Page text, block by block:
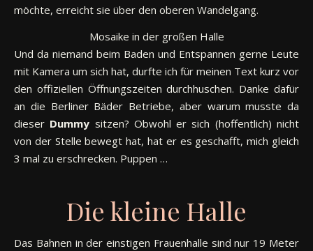
möchte, erreicht sie über den oberen Wandelgang.
Mosaike in der großen Halle
Und da niemand beim Baden und Entspannen gerne Leute
mit Kamera um sich hat, durfte ich für meinen Text kurz vor
den offiziellen Öffnungszeiten durchhuschen. Danke dafür
an die Berliner Bäder Betriebe, aber warum musste da
dieser Dummy sitzen? Obwohl er sich (hoffentlich) nicht
von der Stelle bewegt hat, hat er es geschafft, mich gleich
3 mal zu erschrecken. Puppen …
Die kleine Halle
Das Bahnen in der einstigen Frauenhalle sind nur 19 Meter